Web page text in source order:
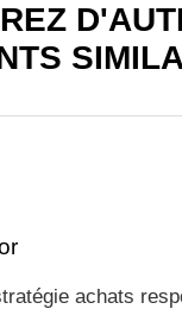
achats